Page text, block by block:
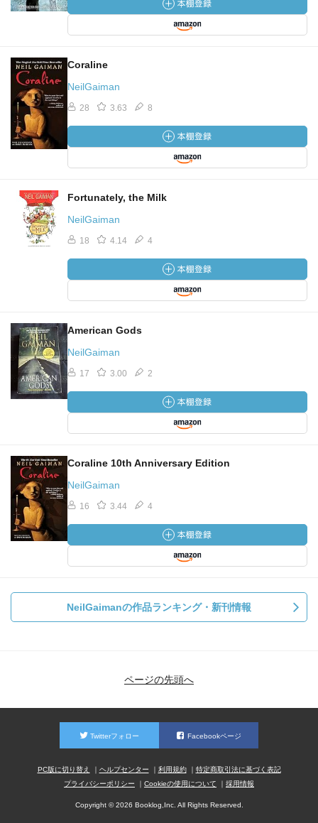
Coraline
NeilGaiman
28 3.63 8
Fortunately, the Milk
NeilGaiman
18 4.14 4
American Gods
NeilGaiman
17 3.00 2
Coraline 10th Anniversary Edition
NeilGaiman
16 3.44 4
NeilGaimanの作品ランキング・新刊情報
ページの先頭へ
Twitterフォロー Facebookページ
PC版に切り替え ヘルプセンター 利用規約
特定商取引法に基づく表記
プライバシーポリシー
Cookieの使用について 採用情報
Copyright © 2026 Booklog,Inc. All Rights Reserved.